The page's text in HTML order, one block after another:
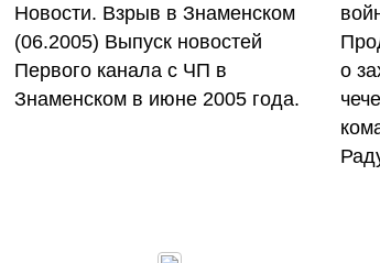
Новости. Взрыв в Знаменском
(06.2005) Выпуск новостей
Первого канала с ЧП в
Знаменском в июне 2005 года.
о